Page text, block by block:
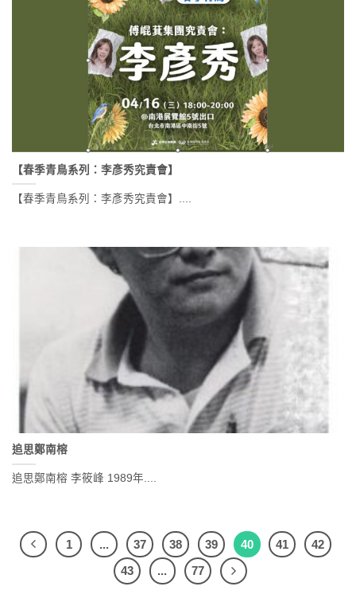
【春季青鳥系列：李彥秀究責會】
【春季青鳥系列：李彥秀究責會】....
追思鄭南榕
追思鄭南榕 李筱峰 1989年....
1 ... 37 38 39 40 41
42
43
... 77